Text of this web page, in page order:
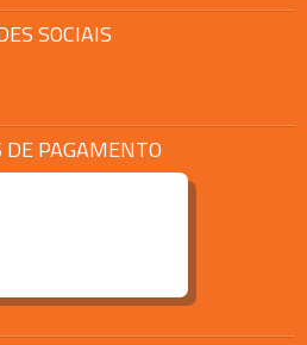
SOCIAIS
DE PAGAMENTO